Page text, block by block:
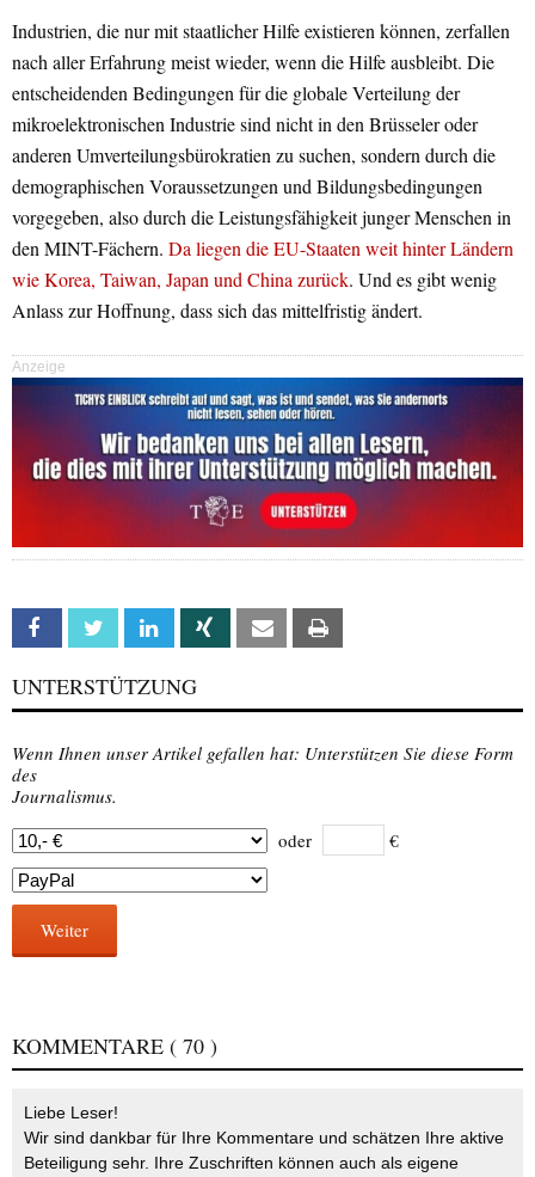
Industrien, die nur mit staatlicher Hilfe existieren können, zerfallen
nach aller Erfahrung meist wieder, wenn die Hilfe ausbleibt. Die
entscheidenden Bedingungen für die globale Verteilung der
mikroelektronischen Industrie sind nicht in den Brüsseler oder
anderen Umverteilungsbürokratien zu suchen, sondern durch die
demographischen Voraussetzungen und Bildungsbedingungen
vorgegeben, also durch die Leistungsfähigkeit junger Menschen in
den MINT-Fächern. Da liegen die EU-Staaten weit hinter Ländern
wie Korea, Taiwan, Japan und China zurück. Und es gibt wenig
Anlass zur Hoffnung, dass sich das mittelfristig ändert.
Anzeige
Facebook Twitter Linkedin Xing Email
UNTERSTÜTZUNG
Wenn Ihnen unser Artikel gefallen hat: Unterstützen Sie diese Form
des
Journalismus.
oder
€
Weiter
KOMMENTARE ( 70 )
Liebe Leser!
Wir sind dankbar für Ihre Kommentare und schätzen Ihre aktive
Beteiligung sehr. Ihre Zuschriften können auch als eigene